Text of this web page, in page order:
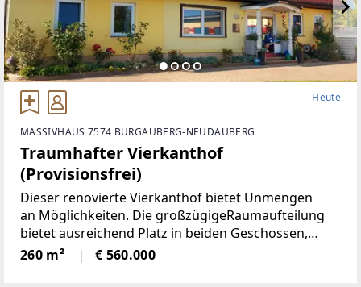
Heute
MASSIVHAUS 7574 BURGAUBERG-NEUDAUBERG
Traumhafter Vierkanthof
(Provisionsfrei)
Dieser renovierte Vierkanthof bietet Unmengen
an Möglichkeiten. Die großzügigeRaumaufteilung
bietet ausreichend Platz in beiden Geschossen,
neben 5Schlafräumen, gibt es ein Wohnzimmer mit
neu renovierten Kachelofen,
260 m² € 560.000